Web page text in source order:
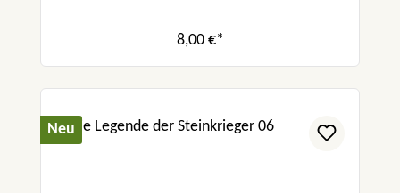
8,00 €*
Neu